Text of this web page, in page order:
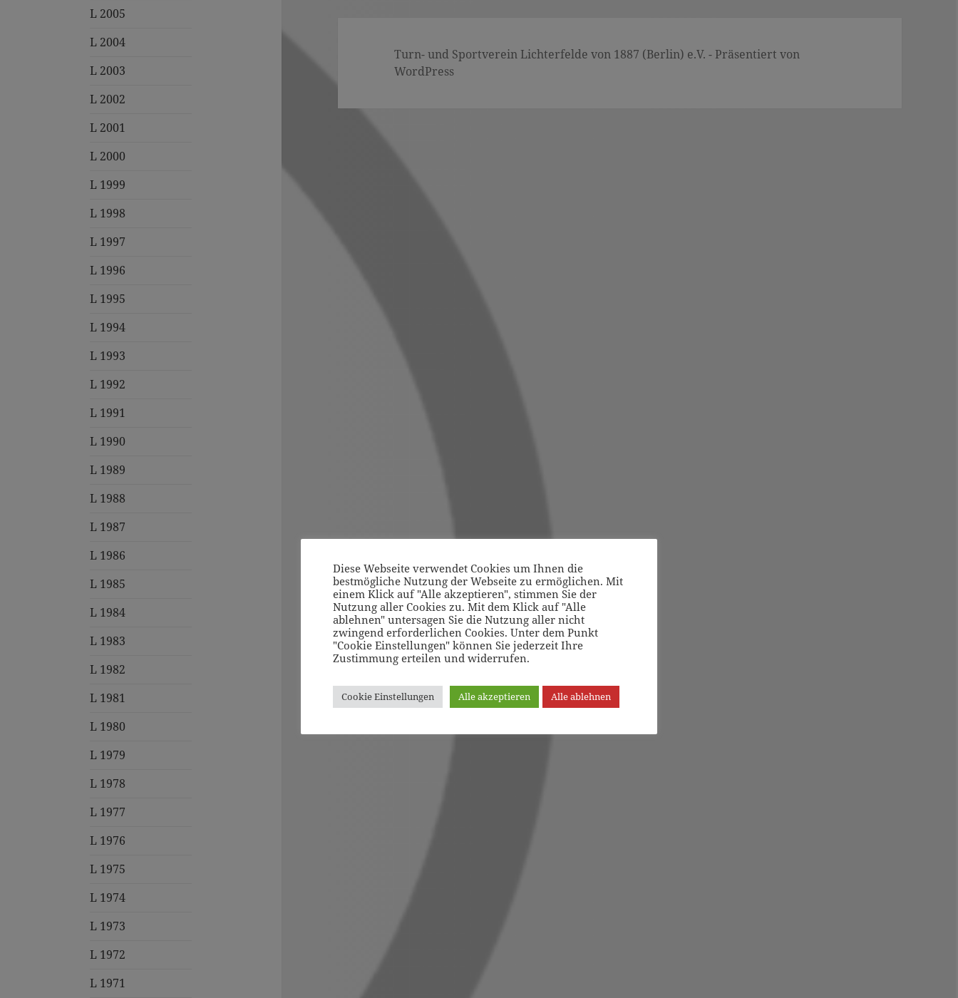
L 2005
L 2004
L 2003
L 2002
L 2001
L 2000
L 1999
L 1998
L 1997
L 1996
L 1995
L 1994
L 1993
L 1992
L 1991
L 1990
L 1989
L 1988
L 1987
L 1986
L 1985
L 1984
L 1983
L 1982
L 1981
L 1980
L 1979
L 1978
L 1977
L 1976
L 1975
L 1974
L 1973
L 1972
L 1971
Turn- und Sportverein Lichterfelde von 1887 (Berlin) e.V. - Präsentiert von
WordPress
Diese Webseite verwendet Cookies um Ihnen die
bestmögliche Nutzung der Webseite zu ermöglichen. Mit
einem Klick auf "Alle akzeptieren", stimmen Sie der
Nutzung aller Cookies zu. Mit dem Klick auf "Alle
ablehnen" untersagen Sie die Nutzung aller nicht
zwingend erforderlichen Cookies. Unter dem Punkt
"Cookie Einstellungen" können Sie jederzeit Ihre
Zustimmung erteilen und widerrufen.
Cookie Einstellungen Alle akzeptieren Alle ablehnen